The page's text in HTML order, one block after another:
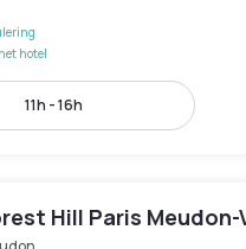
hotel
11h - 16h
Hill Paris Meudon-